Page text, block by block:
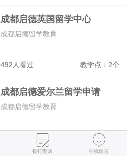
成都启德英国留学中心
492人看过 教学点：2个
成都启德留学教育
成都启德爱尔兰留学申请
教学点：2个
成都启德留学教育
拨打电话 在线留言